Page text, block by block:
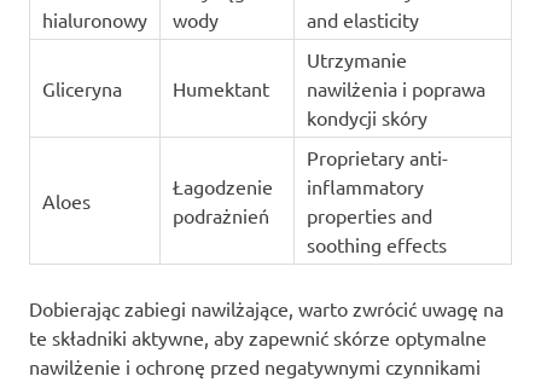
hialuronowy
wody
and elasticity
Gliceryna Humektant
Utrzymanie
nawilżenia i poprawa
kondycji skóry
Aloes
Łagodzenie
podrażnień
Proprietary anti-
inflammatory
properties and
soothing effects
Dobierając zabiegi nawilżające, warto zwrócić uwagę na
te składniki aktywne, aby zapewnić skórze optymalne
nawilżenie i ochronę przed negatywnymi czynnikami